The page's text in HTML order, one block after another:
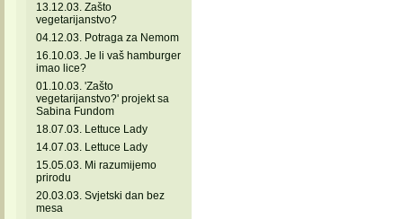
13.12.03. Zašto
vegetarijanstvo?
04.12.03. Potraga za Nemom
16.10.03. Je li vaš hamburger
imao lice?
01.10.03. 'Zašto
vegetarijanstvo?' projekt sa
Sabina Fundom
18.07.03. Lettuce Lady
14.07.03. Lettuce Lady
15.05.03. Mi razumijemo
prirodu
20.03.03. Svjetski dan bez
mesa